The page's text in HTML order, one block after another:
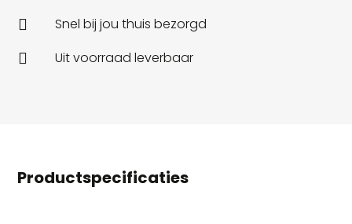
 Snel bij jou thuis bezorgd
 Uit voorraad leverbaar
Productspecificaties